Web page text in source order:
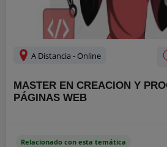
A Distancia - Online
MASTER EN CREACION Y
PÁGINAS WEB
Relacionado con esta temática